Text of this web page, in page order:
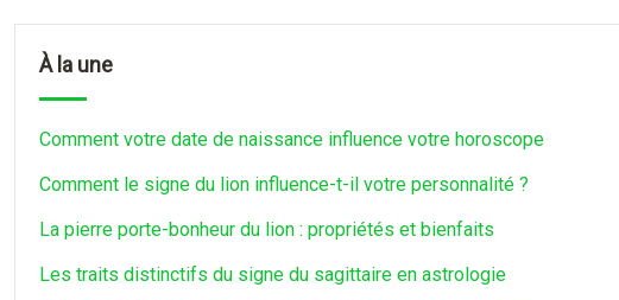
À la une
Comment votre date de naissance influence votre horoscope
Comment le signe du lion influence-t-il votre personnalité ?
La pierre porte-bonheur du lion : propriétés et bienfaits
Les traits distinctifs du signe du sagittaire en astrologie